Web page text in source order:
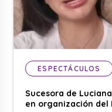
ESPECTÁCULOS
Sucesora de
en organización del